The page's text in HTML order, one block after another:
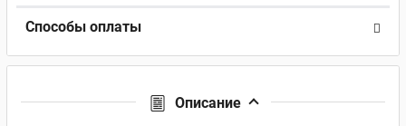
Способы оплаты
Описание